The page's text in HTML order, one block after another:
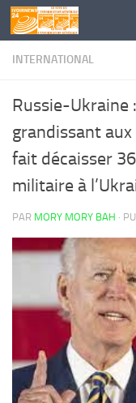
Skip to content
INTERNATIONAL
Russie-Ukraine
grandissant
fait décaisser
militaire à
PAR MORY MORY BAH ·